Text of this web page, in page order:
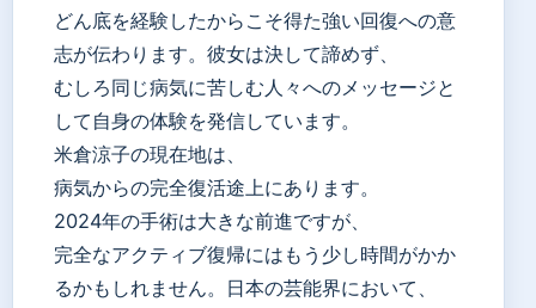
どん底を経験したからこそ得た強い回復への意
志が伝わります。彼女は決して諦めず、
むしろ同じ病気に苦しむ人々へのメッセージと
して自身の体験を発信しています。
米倉涼子の現在地は、
病気からの完全復活途上にあります。
2024年の手術は大きな前進ですが、
完全なアクティブ復帰にはもう少し時間がかか
るかもしれません。日本の芸能界において、